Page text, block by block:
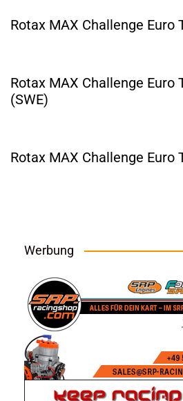
Rotax MAX Challenge Euro
Rotax MAX Challenge Euro
(SWE)
Rotax MAX Challenge Euro
Werbung